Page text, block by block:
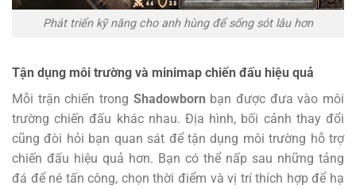
Phát triển kỹ năng cho anh hùng để sống sót lâu hơn
Tận dụng môi trường và minimap chiến đấu hiệu quả
Mỗi trận chiến trong Shadowborn bạn được đưa vào môi
trường chiến đấu khác nhau. Địa hình, bối cảnh thay đổi
cũng đòi hỏi bạn quan sát để tận dụng môi trường hỗ trợ
chiến đấu hiệu quả hơn. Bạn có thể nấp sau những tảng
đá để né tấn công, chọn thời điểm và vị trí thích hợp để hạ